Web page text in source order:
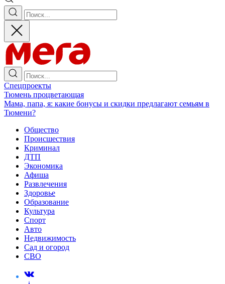
Спецпроекты
Тюмень процветающая
Мама, папа, я: какие бонусы и скидки предлагают семьям в
Тюмени?
Общество
Происшествия
Криминал
ДТП
Экономика
Афиша
Развлечения
Здоровье
Образование
Культура
Спорт
Авто
Недвижимость
Сад и огород
СВО